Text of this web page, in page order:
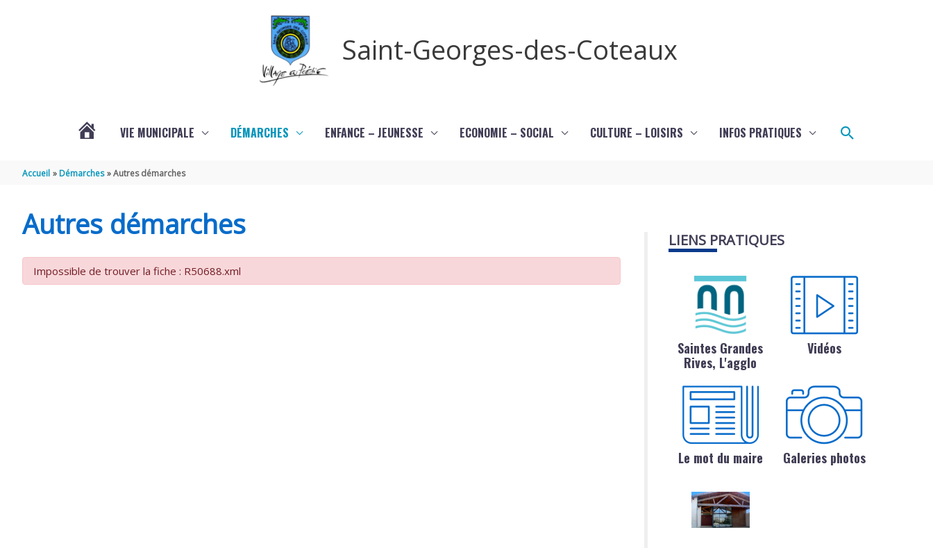
Saint-Georges-des-Coteaux
VIE MUNICIPALE DÉMARCHES ENFANCE – JEUNESSE ECONOMIE – SOCIAL CULTURE – LOISIRS INFOS PRATIQUES Rechercher
Accueil Démarches Autres démarches
Autres démarches
Impossible de trouver la fiche : R50688.xml
LIENS PRATIQUES
Saintes Grandes
Rives, L'agglo
Vidéos
Le mot du maire Galeries photos